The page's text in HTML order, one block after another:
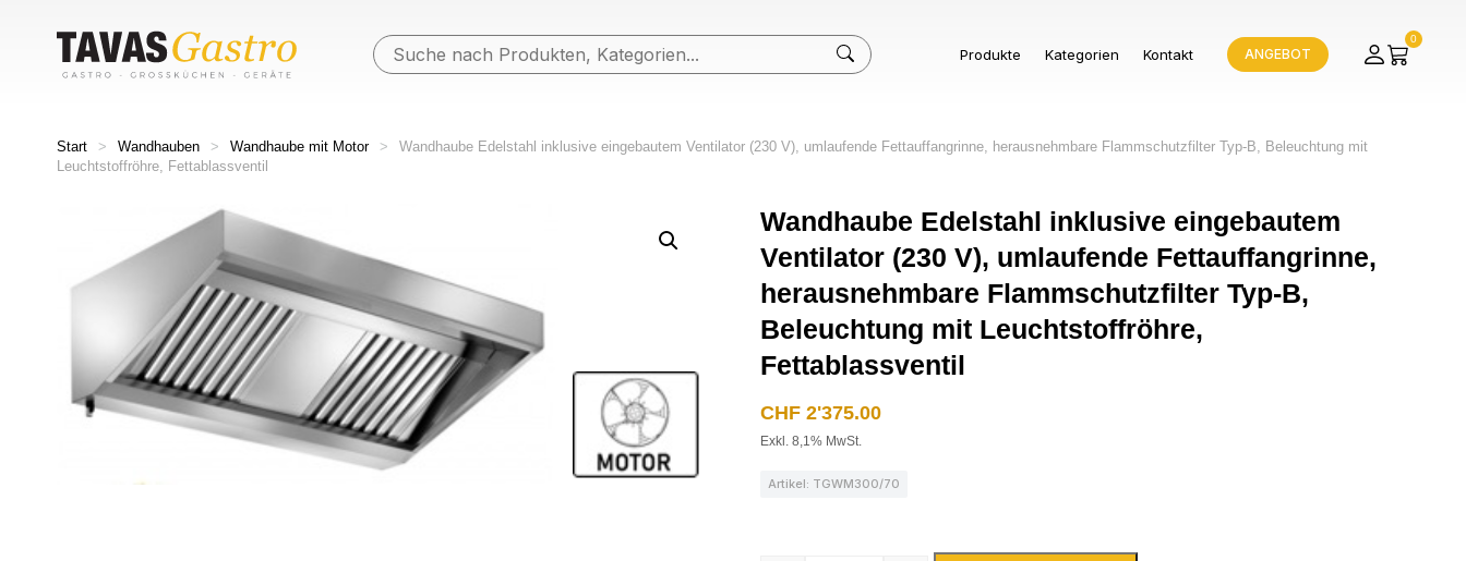
Produkte Kategorien Kontakt ANGEBOT
0
Start > Wandhauben > Wandhaube mit Motor >
Wandhaube Edelstahl inklusive eingebautem Ventilator (230 V), umlaufende Fettauffangrinne, herausnehmbare Flammschutzfilter Typ-B, Beleuchtung mit
Leuchtstoffröhre, Fettablassventil
Wandhaube Edelstahl inklusive eingebautem
Ventilator (230 V), umlaufende Fettauffangrinne,
herausnehmbare Flammschutzfilter Typ-B,
Beleuchtung mit Leuchtstoffröhre,
Fettablassventil
CHF2'375.00
Exkl. 8,1% MwSt.
Artikel: TGWM300/70